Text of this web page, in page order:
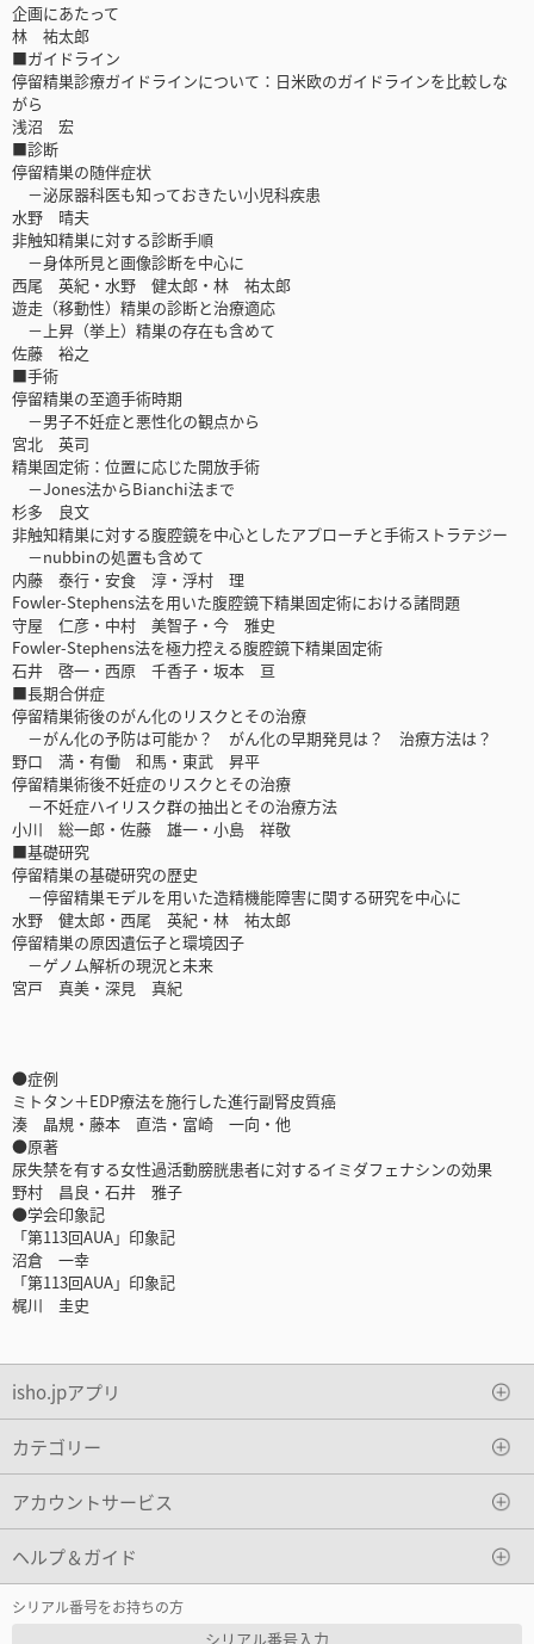
企画にあたって
林 祐太郎
■ガイドライン
停留精巣診療ガイドラインについて：日米欧のガイドラインを比較しな
がら
浅沼 宏
■診断
停留精巣の随伴症状
－泌尿器科医も知っておきたい小児科疾患
水野 晴夫
非触知精巣に対する診断手順
－身体所見と画像診断を中心に
西尾 英紀・水野 健太郎・林 祐太郎
遊走（移動性）精巣の診断と治療適応
－上昇（挙上）精巣の存在も含めて
佐藤 裕之
■手術
停留精巣の至適手術時期
－男子不妊症と悪性化の観点から
宮北 英司
精巣固定術：位置に応じた開放手術
－Jones法からBianchi法まで
杉多 良文
非触知精巣に対する腹腔鏡を中心としたアプローチと手術ストラテジー
－nubbinの処置も含めて
内藤 泰行・安食 淳・浮村 理
Fowler-Stephens法を用いた腹腔鏡下精巣固定術における諸問題
守屋 仁彦・中村 美智子・今 雅史
Fowler-Stephens法を極力控える腹腔鏡下精巣固定術
石井 啓一・西原 千香子・坂本 亘
■長期合併症
停留精巣術後のがん化のリスクとその治療
－がん化の予防は可能か？ がん化の早期発見は？ 治療方法は？
野口 満・有働 和馬・東武 昇平
停留精巣術後不妊症のリスクとその治療
－不妊症ハイリスク群の抽出とその治療方法
小川 総一郎・佐藤 雄一・小島 祥敬
■基礎研究
停留精巣の基礎研究の歴史
－停留精巣モデルを用いた造精機能障害に関する研究を中心に
水野 健太郎・西尾 英紀・林 祐太郎
停留精巣の原因遺伝子と環境因子
－ゲノム解析の現況と未来
宮戸 真美・深見 真紀
●症例
ミトタン＋EDP療法を施行した進行副腎皮質癌
湊 晶規・藤本 直浩・富崎 一向・他
●原著
尿失禁を有する女性過活動膀胱患者に対するイミダフェナシンの効果
野村 昌良・石井 雅子
●学会印象記
「第113回AUA」印象記
沼倉 一幸
「第113回AUA」印象記
梶川 圭史
isho.jpアプリ
カテゴリー
アカウントサービス
ヘルプ＆ガイド
シリアル番号をお持ちの方
シリアル番号入力